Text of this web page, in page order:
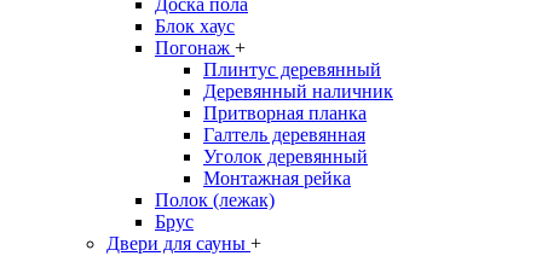
Доска пола
Блок хаус
Погонаж +
Плинтус деревянный
Деревянный наличник
Притворная планка
Галтель деревянная
Уголок деревянный
Монтажная рейка
Полок (лежак)
Брус
Двери для сауны +